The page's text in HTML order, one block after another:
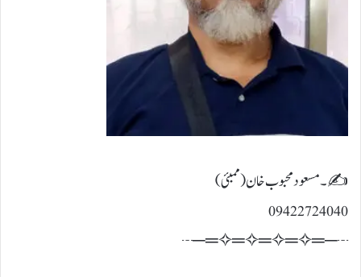
✍۔مسعود محبوب خان (ممبئی)
09422724040
┄─═✧═✧═✧═✧═─┄